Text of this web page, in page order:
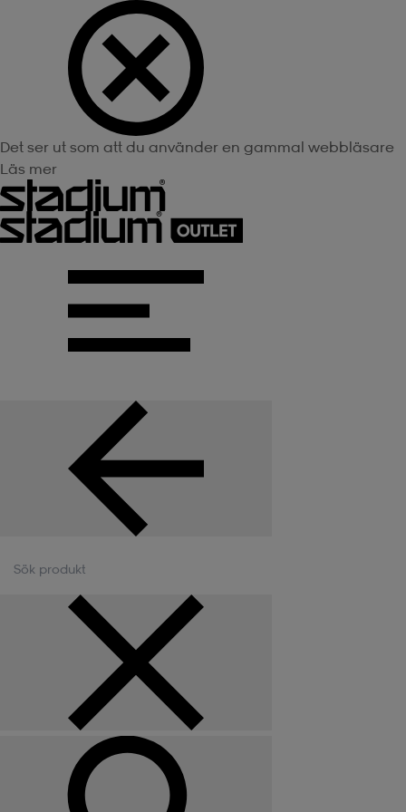
Det ser ut som att du använder en gammal webbläsare
Läs mer